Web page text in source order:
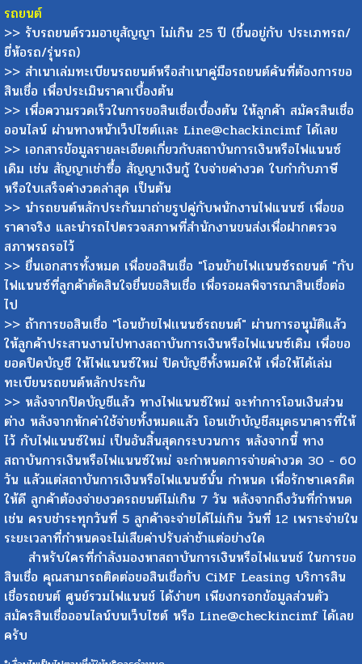
เอกสารรถยนต์และขั้นตอนการขอสินเชื่อ โอนย้ายไฟแนนซ์
รถยนต์
>> รับรถยนต์รวมอายุสัญญา ไม่เกิน 25 ปี (ขึ้นอยู่กับ ประเภทรถ/
ยี่ห้อรถ/รุ่นรถ)
>> สำเนาเล่มทะเบียนรถยนต์หรือสำเนาคู่มือรถยนต์คันที่ต้องการขอ
สินเชื่อ เพื่อประเมินราคาเบื้องต้น
>> เพื่อความรวดเร็วในการขอสินเชื่อเบื้องต้น ให้ลูกค้า สมัครสินเชื่อ
ออนไลน์ ผ่านทางหน้าเว็ปไซต์เเละ Line@chackincimf ได้เลย
>> เอกสารข้อมูลรายละเอียดเกี่ยวกับสถาบันการเงินหรือไฟแนนซ์
เดิม เช่น สัญญาเช่าซื้อ สัญญาเงินกู้ ใบจ่ายค่างวด ใบกำกับภาษี
หรือใบเสร็จค่างวดล่าสุด เป็นต้น
>> นำรถยนต์หลักประกันมาถ่ายรูปคู่กับพนักงานไฟแนนซ์ เพื่อขอ
ราคาจริง และนำรถไปตรวจสภาพที่สำนักงานขนส่งเพื่อฝากตรวจ
สภาพรถรอไว้
>> ยื่นเอกสารทั้งหมด เพื่อขอสินเชื่อ "โอนย้ายไฟเเนนซ์รถยนต์ "กับ
ไฟแนนซ์ที่ลูกค้าตัดสินใจยื่นขอสินเชื่อ เพื่อรอผลพิจารณาสินเชื่อต่อ
ไป
>> ถ้าการขอสินเชื่อ "โอนย้ายไฟเเนนซ์รถยนต์" ผ่านการอนุมัติแล้ว
ให้ลูกค้าประสานงานไปทางสถาบันการเงินหรือไฟแนนซ์เดิม เพื่อขอ
ยอดปิดบัญชี ให้ไฟแนนซ์ใหม่ ปิดบัญชีทั้งหมดให้ เพื่อให้ได้เล่ม
ทะเบียนรถยนต์หลักประกัน
>> หลังจากปิดบัญชีแล้ว ทางไฟแนนซ์ใหม่ จะทำการโอนเงินส่วน
ต่าง หลังจากหักค่าใช้จ่ายทั้งหมดแล้ว โอนเข้าบัญชีสมุดธนาคารที่ให้
ไว้ กับไฟแนนซ์ใหม่ เป็นอันสิ้นสุดกระบวนการ หลังจากนี้ ทาง
สถาบันการเงินหรือไฟแนนซ์ใหม่ จะกำหนดการจ่ายค่างวด 30 - 60
วัน แล้วแต่สถาบันการเงินหรือไฟแนนซ์นั้น กำหนด เพื่อรักษาเครดิต
ให้ดี ลูกค้าต้องจ่ายงวดรถยนต์ไม่เกิน 7 วัน หลังจากถึงวันที่กำหนด
เช่น ครบชำระทุกวันที่ 5 ลูกค้าจะจ่ายได้ไม่เกิน วันที่ 12 เพราะจ่ายใน
ระยะเวลาที่กำหนดจะไม่เสียค่าปรับล่าช้าแต่อย่างใด
สำหรับใครที่กำลังมองหาสถาบันการเงินหรือไฟแนนช์ ในการขอ
สินเชื่อ คุณสามารถติดต่อขอสินเชื่อกับ CiMF Leasing บริการสิน
เชื่อรถยนต์ ศูนย์รวมไฟแนนช์ ได้ง่ายๆ เพียงกรอกข้อมูลส่วนตัว
สมัครสินเชื่อออนไลน์บนเว็บไซต์ หรือ Line@checkincimf ได้เลย
ครับ